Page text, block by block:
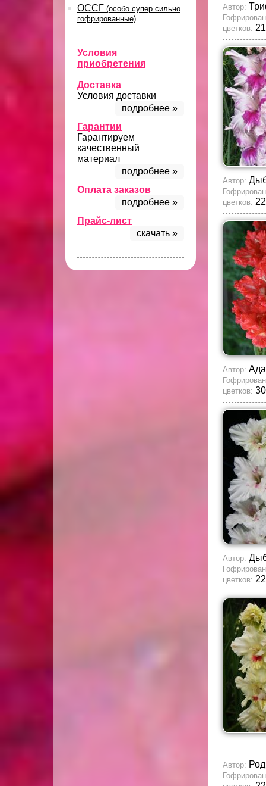
ОССГ (особо супер сильно
гофрированные)
Условия
приобретения
Доставка
Условия доставки
подробнее »
Гарантии
Гарантируем
качественный
материал
подробнее »
Оплата заказов
подробнее »
Прайс-лист
скачать »
Автор:
цветков:
Автор:
цветков:
Автор:
цветков:
Автор:
цветков:
Автор: